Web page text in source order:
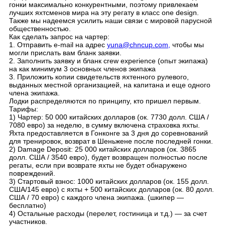
гонки максимально конкурентными, поэтому привлекаем
лучших яхтсменов мира на эту регату в класс one design.
Также мы надеемся усилить наши связи с мировой парусной
общественностью.
Как сделать запрос на чартер:
1. Отправить e-mail на адрес yuna@chncup.com, чтобы мы
могли прислать вам бланк заявки.
2. Заполнить заявку и бланк crew experience (опыт экипажа)
на как минимум 3 основных членов экипажа
3. Приложить копии свидетельств яхтенного рулевого,
выданных местной организацией, на капитана и еще одного
члена экипажа.
Лодки распределяются по принципу, кто пришел первым.
Тарифы:
1) Чартер: 50 000 китайских долларов (ок. 7730 долл. США /
7080 евро) за неделю, в сумму включена страховка яхты.
Яхта предоставляется в Гонконге за 3 дня до соревнований
для тренировок, возврат в Шеньжене после последней гонки.
2) Damage Deposit: 25 000 китайских долларов (ок. 3865
долл. США / 3540 евро), будет возвращен полностью после
регаты, если при возврате яхты не будет обнаружено
повреждений.
3) Стартовый взнос: 1000 китайских долларов (ок. 155 долл.
США/145 евро) с яхты + 500 китайских долларов (ок. 80 долл.
США / 70 евро) с каждого члена экипажа. (шкипер —
бесплатно)
4) Остальные расходы (перелет, гостиница и т.д.) — за счет
участников.